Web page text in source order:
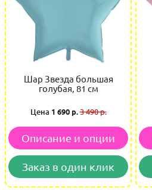
Шар Звезда большая
голубая, 81 см
Цена 1 690 р.3 490 р.
Описание и опции
Заказ в один клик